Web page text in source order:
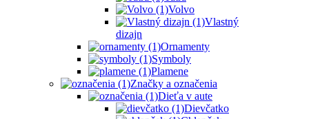
Volvo
Vlastný
dizajn
Ornamenty
Symboly
Plamene
Značky a označenia
Dieťa v aute
Dievčatko